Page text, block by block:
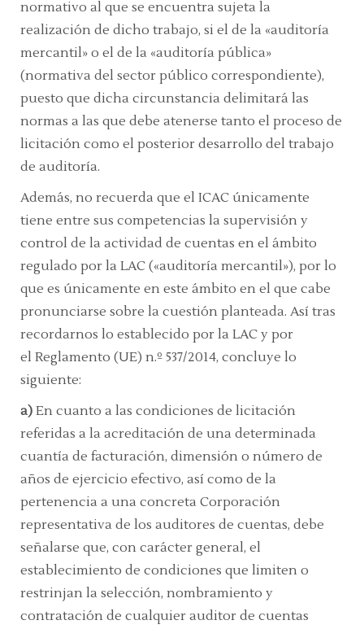
normativo al que se encuentra sujeta la
realización de dicho trabajo, si el de la «auditoría
mercantil» o el de la «auditoría pública»
(normativa del sector público correspondiente),
puesto que dicha circunstancia delimitará las
normas a las que debe atenerse tanto el proceso de
licitación como el posterior desarrollo del trabajo
de auditoría.
Además, no recuerda que el ICAC únicamente
tiene entre sus competencias la supervisión y
control de la actividad de cuentas en el ámbito
regulado por la LAC («auditoría mercantil»), por lo
que es únicamente en este ámbito en el que cabe
pronunciarse sobre la cuestión planteada. Así tras
recordarnos lo establecido por la LAC y por
el Reglamento (UE) n.º 537/2014, concluye lo
siguiente:
a) En cuanto a las condiciones de licitación
referidas a la acreditación de una determinada
cuantía de facturación, dimensión o número de
años de ejercicio efectivo, así como de la
pertenencia a una concreta Corporación
representativa de los auditores de cuentas, debe
señalarse que, con carácter general, el
establecimiento de condiciones que limiten o
restrinjan la selección, nombramiento y
contratación de cualquier auditor de cuentas